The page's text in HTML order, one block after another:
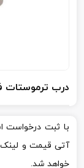
درب ترموستات
با ثبت درخواست
آتی قیمت و
خواهد شد.